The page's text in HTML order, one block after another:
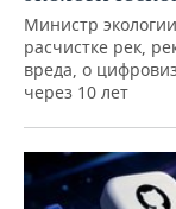
Министр
расчистке рек,
вреда, о
через 10 лет